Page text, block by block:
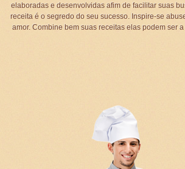
elaboradas e desenvolvidas afim de facilitar suas
receita é o segredo do seu sucesso. Inspire-se
amor. Combine bem suas receitas elas podem ser